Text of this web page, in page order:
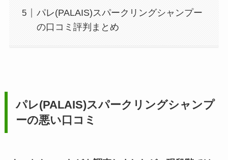
パレ(PALAIS)スパークリングシャンプー
の口コミ評判まとめ
パレ(PALAIS)スパークリングシャンプ
ーの悪い口コミ